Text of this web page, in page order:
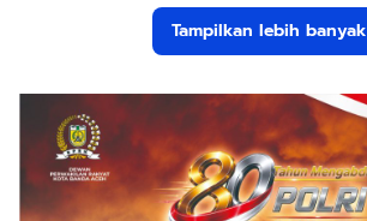
Tampilkan lebih banyak